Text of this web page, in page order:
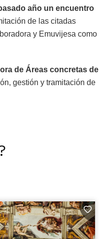
año un encuentro
de las citadas
y Emuvijesa como
de Áreas concretas de
gestión y tramitación de